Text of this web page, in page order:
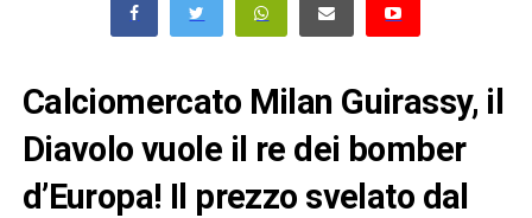
Calciomercato Milan Guirassy, il
Diavolo vuole il re dei bomber
d’Europa! Il prezzo svelato dal